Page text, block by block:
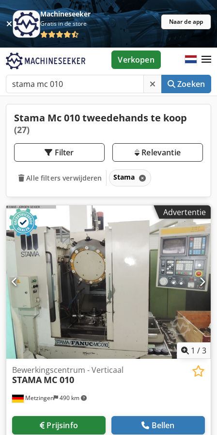
Machineseeker
Gratis in de store Naar de app
Zoeken
Verkopen
Stama Mc 010 tweedehands te koop
(27)
Filter Relevantie
Alle filters verwijderen Stama
Advertentie
1 /3
Metzingen 490 km
Bewerkingscentrum - Verticaal
STAMA MC 010
Prijsinfo Bellen